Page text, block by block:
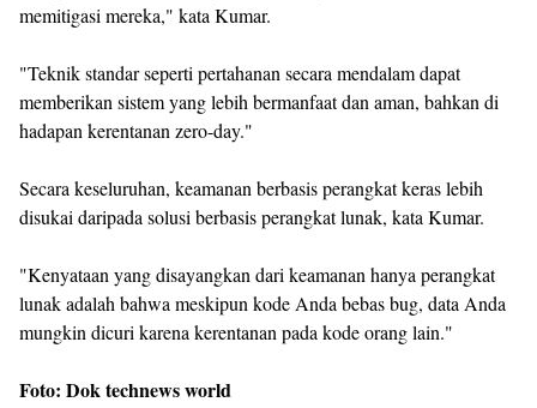
memitigasi mereka," kata Kumar.
"Teknik standar seperti pertahanan secara mendalam dapat
memberikan sistem yang lebih bermanfaat dan aman, bahkan di
hadapan kerentanan zero-day."
Secara keseluruhan, keamanan berbasis perangkat keras lebih
disukai daripada solusi berbasis perangkat lunak, kata Kumar.
"Kenyataan yang disayangkan dari keamanan hanya perangkat
lunak adalah bahwa meskipun kode Anda bebas bug, data Anda
mungkin dicuri karena kerentanan pada kode orang lain."
Foto: Dok technews world